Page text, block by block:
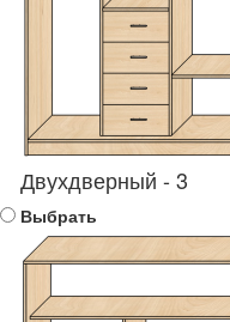
Двухдверный - 3
Выбрать